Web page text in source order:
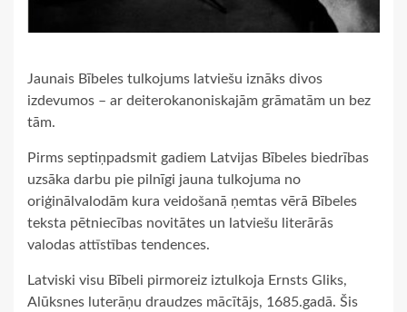
Jaunais Bībeles tulkojums latviešu iznāks divos
izdevumos – ar deiterokanoniskajām grāmatām un bez
tām.
Pirms septiņpadsmit gadiem Latvijas Bībeles biedrības
uzsāka darbu pie pilnīgi jauna tulkojuma no
oriģinālvalodām kura veidošanā ņemtas vērā Bībeles
teksta pētniecības novitātes un latviešu literārās
valodas attīstības tendences.
Latviski visu Bībeli pirmoreiz iztulkoja Ernsts Gliks,
Alūksnes luterāņu draudzes mācītājs, 1685.gadā. Šis